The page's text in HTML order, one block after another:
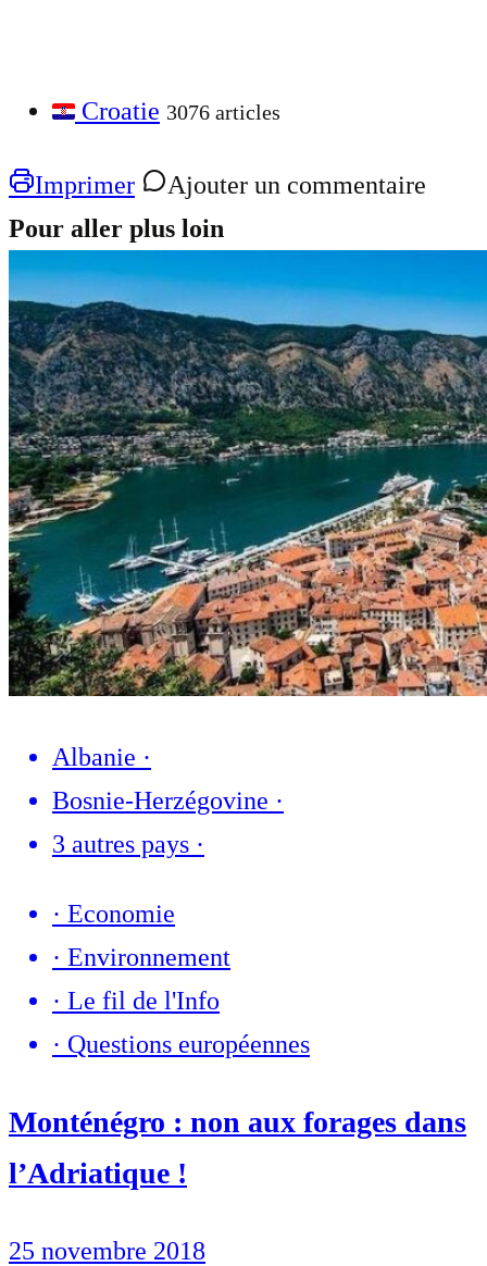
Croatie 3076 articles
Imprimer
Ajouter un commentaire
Pour aller plus loin
Albanie ·
Bosnie-Herzégovine ·
3 autres pays ·
· Economie
· Environnement
· Le fil de l'Info
· Questions européennes
Monténégro : non aux forages dans
l’Adriatique !
25 novembre 2018